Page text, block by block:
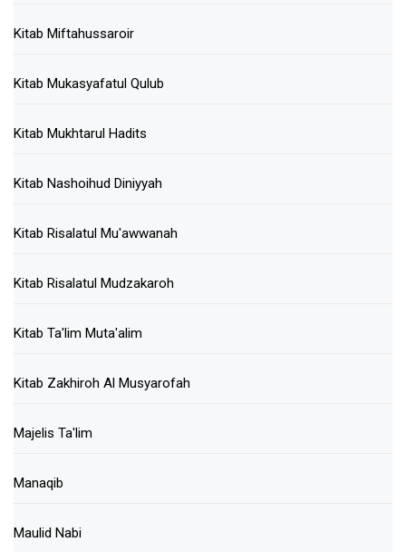
Kitab Miftahussaroir
Kitab Mukasyafatul Qulub
Kitab Mukhtarul Hadits
Kitab Nashoihud Diniyyah
Kitab Risalatul Mu'awwanah
Kitab Risalatul Mudzakaroh
Kitab Ta'lim Muta'alim
Kitab Zakhiroh Al Musyarofah
Majelis Ta'lim
Manaqib
Maulid Nabi